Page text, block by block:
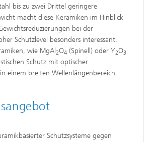
bis zu zwei Drittel geringere
macht diese Keramiken im Hinblick
bei der
Schutzlevel besonders interessant.
wie MgAl 2O4 (Spinell) oder Y2O3
Schutz mit optischer
einem breiten Wellenlängenbereich.
Schutzsysteme gegen